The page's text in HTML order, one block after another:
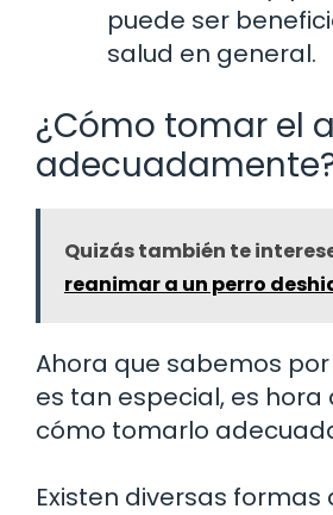
puede ser
salud en general.
¿Cómo tomar el
Quizás también te
reanimar a un perro
Ahora que sabemos
es tan especial, es
cómo tomarlo
Existen diversas